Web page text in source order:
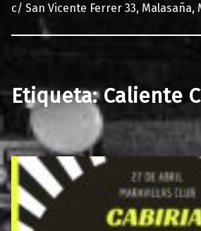
c/ San Vicente Ferrer 33, Malasaña,
Etiqueta:Caliente